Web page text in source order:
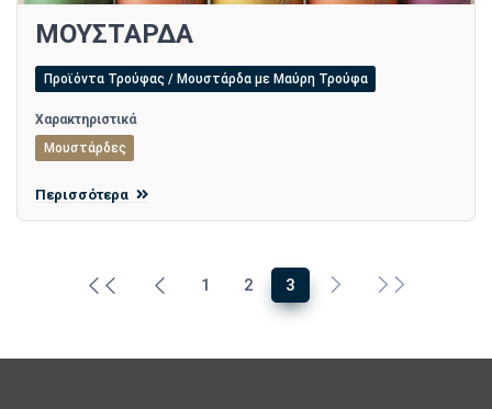
ΜΟΥΣΤΑΡΔΑ
Προϊόντα Τρούφας / Μουστάρδα με Μαύρη Τρούφα
Χαρακτηριστικά
Μουστάρδες
Περισσότερα
1 2 3